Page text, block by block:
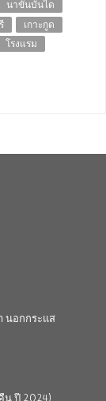
นาขั้นบันได
เกาะกูด
โรงแรม
นอกกระแส